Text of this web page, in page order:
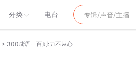
分类 电台
> 300成语三百则:力不从心